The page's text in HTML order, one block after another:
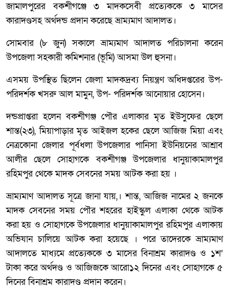
জামালপুরের বকশীগঞ্জে ৩ মাদকসেবী প্রত্যেককে ৩ মাসের
কারাদণ্ডসহ অর্থদন্ড প্রদান করেছে ভ্রাম্যমাণ আদালত।
সোমবার (৮ জুন) সকালে ভ্রাম্যমাণ আদালত পরিচালনা করেন
উপজেলা সহকারী কমিশনার (ভূমি) আসমা উল হুসনা।
এসময় উপস্থিত ছিলেন জেলা মাদকদ্রব্য নিয়ন্ত্রণ অধিদপ্তরের উপ-
পরিদর্শক খসরু আল মামুন, উপ- পরিদর্শক আনোয়ার হোসেন।
দন্ডপ্রাপ্তরা হলেন বকশীগঞ্জ পৌর এলাকার মৃত ইউসুফের ছেলে
শান্ত(২৩), মিয়াপাড়ার মৃত আইজল হকের ছেলে আজিজ মিয়া এবং
নেত্রকোনা জেলার পূর্বধলা উপজেলার পানিসা ইউনিয়নের আশ্রাব
আলীর ছেলে সোহাগকে বকশীগঞ্জ উপজেলার ধানুয়াকামালপুর
রহিমপুর থেকে মাদক সেবনের সময় আটক করা হয় ।
ভ্রাম্যমাণ আদালত সূত্রে জানা যায়,। শান্ত, আজিজ নামের ২ জনকে
মাদক সেবনের সময় পৌর শহরের হাইস্কুল এলাকা থেকে আটক
করা হয় ও সোহাগকে উপজেলার ধানুয়াকামালপুর রহিমপুর এলাকায়
অভিযান চালিয়ে আটক করা হয়েছে । পরে তাদেরকে ভ্রাম্যমাণ
আদালতে মাধ্যমে প্রত্যেককে ৩ মাসের বিনাশ্রম কারাদণ্ড ও ১শ’
টাকা করে অর্থদণ্ড ও আজিজকে আরো১২ দিনের এবং সোহাগকে ৫
দিনের বিনাশ্রম কারাদণ্ড প্রদান করেন।